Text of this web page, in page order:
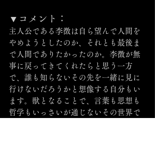
▼コメント：
主人公である李徴は自ら望んで人間を
やめようとしたのか、それとも最後ま
で人間でありたかったのか。李徴が無
事に戻ってきてくれたらと思う一方
で、誰も知らないその先を一緒に見に
行けないだろうかと想像する自分もい
ます。獣となることで、言葉も思想も
哲学もいっさいが通じないその世界で